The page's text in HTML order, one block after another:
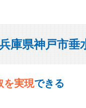
庫県神戸市垂
を実現できる